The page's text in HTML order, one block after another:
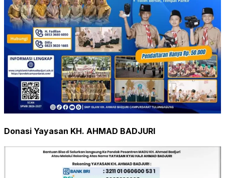
Donasi Yayasan KH. AHMAD BADJURI